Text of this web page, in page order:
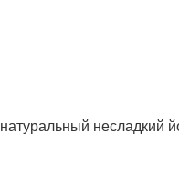
несладкий